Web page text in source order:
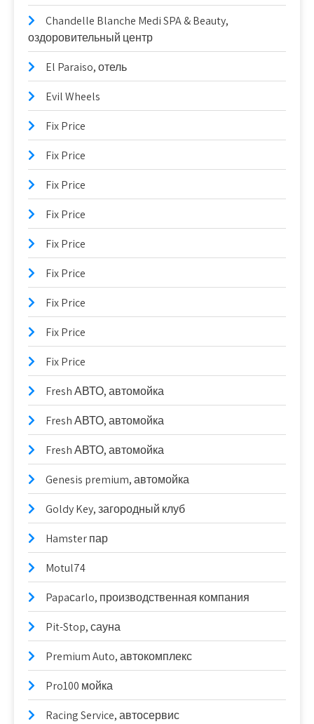
Chandelle Blanche Medi SPA & Beauty,
оздоровительный центр
El Paraiso, отель
Evil Wheels
Fix Price
Fix Price
Fix Price
Fix Price
Fix Price
Fix Price
Fix Price
Fix Price
Fix Price
Fresh АВТО, автомойка
Fresh АВТО, автомойка
Fresh АВТО, автомойка
Genesis premium, автомойка
Goldy Key, загородный клуб
Hamster пар
Motul74
Papaсarlo, производственная компания
Pit-Stop, сауна
Premium Auto, автокомплекс
Pro100 мойка
Racing Service, автосервис